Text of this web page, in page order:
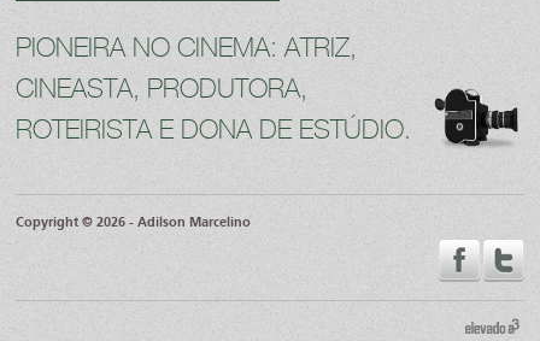
PIONEIRA NO CINEMA: ATRIZ,
CINEASTA, PRODUTORA,
ROTEIRISTA E DONA DE ESTÚDIO.
Copyright © 2026 - Adilson Marcelino